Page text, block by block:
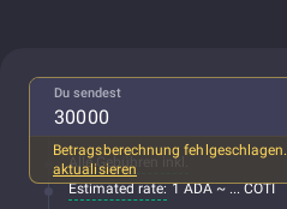
Du sendest
Betragsberechnung fehlgeschlagen.
aktualisieren
Alle Gebühren inkl.
Estimated rate: 1 ADA ~ ... COTI